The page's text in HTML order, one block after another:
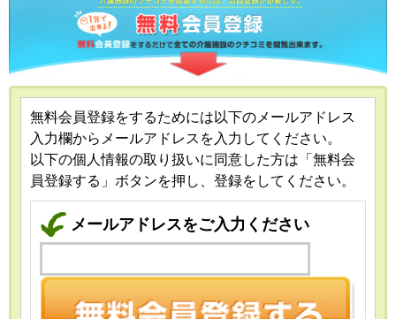
無料会員登録をするためには以下のメールアドレス
入力欄からメールアドレスを入力してください。
以下の個人情報の取り扱いに同意した方は「無料会
員登録する」ボタンを押し、登録をしてください。
メールアドレスをご入力ください